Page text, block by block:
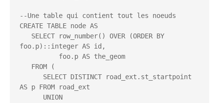
--Une table qui contient tout les noeuds
CREATE TABLE node AS
SELECT row_number() OVER (ORDER BY
foo.p)::integer AS id,
foo.p AS the_geom
FROM (
SELECT DISTINCT road_ext.st_startpoint
AS p FROM road_ext
UNION